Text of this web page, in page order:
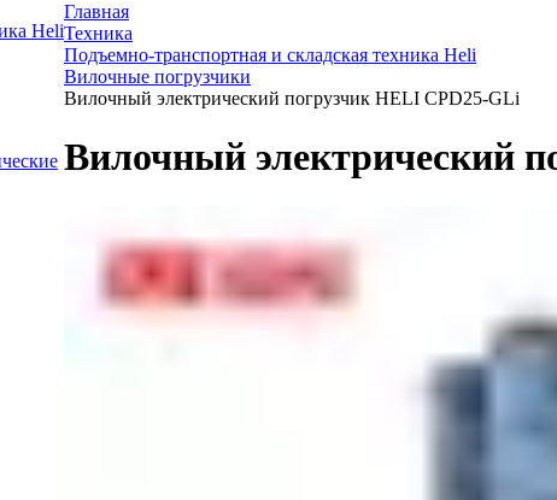
Heli
Главная
Техника
Подъемно-транспортная и складская техника Heli
Вилочные погрузчики
Вилочный электрический погрузчик HELI CPD25-GLi
Вилочный электрический